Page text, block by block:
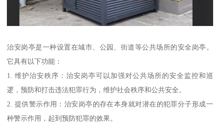
治安岗亭是一种设置在城市、公园、街道等公共场所的安全岗亭。
它具有以下功能：
1. 维护治安秩序：治安岗亭可以加强对公共场所的安全监控和巡
逻，预防和打击违法犯罪行为，维护社会秩序和公共安全。
2. 提供警示作用：治安岗亭的存在本身就对潜在的犯罪分子形成一
种警示作用，起到预防犯罪的效果。